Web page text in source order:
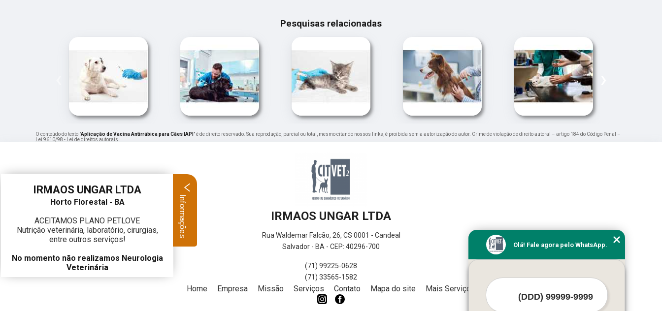
Pesquisas relacionadas
O conteúdo do texto "Aplicação de Vacina Antirrábica para Cães IAPI " é de direito reservado. Sua reprodução, parcial ou total, mesmo citando nossos links, é proibida sem a autorização do autor. Crime de violação de direito autoral – artigo 184 do Código Penal –
Lei 9610/98 - Lei de direitos autorais.
IRMAOS UNGAR LTDA
Rua Waldemar Falcão, 26, CS 0001 - Candeal
Salvador - BA - CEP: 40296-700
(71) 99225-0628
(71) 33565-1582
Home Empresa Missão Serviços Contato Mapa do site Mais Serviços
Olá! Fale agora pelo WhatsApp.
IRMAOS UNGAR LTDA
Horto Florestal - BA
ACEITAMOS PLANO PETLOVE
Nutrição veterinária, laboratório, cirurgias,
entre outros serviços!
No momento não realizamos Neurologia
Veterinária
Informações